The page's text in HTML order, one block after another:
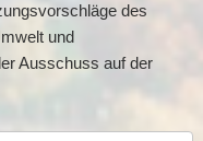
des
und
Ausschuss auf der